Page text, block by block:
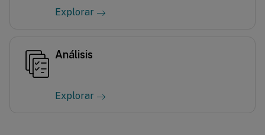
Explorar
Análisis
Explorar